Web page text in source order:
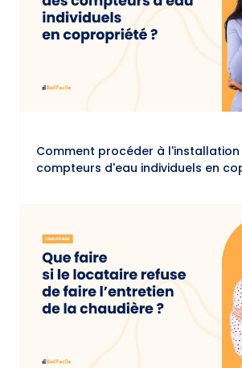
Comment procéder à l'installation
compteurs d'eau individuels en